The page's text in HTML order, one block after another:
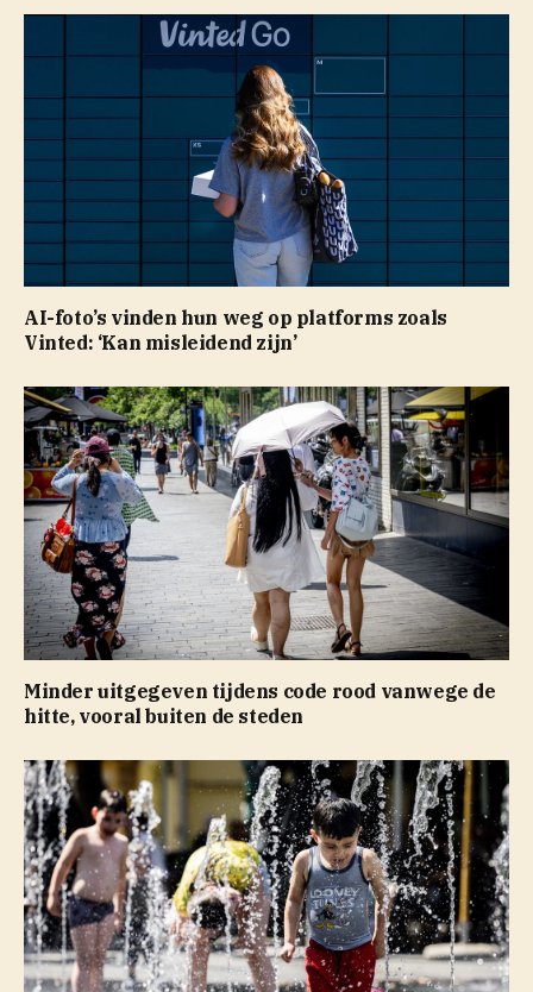
AI-foto’s vinden hun weg op platforms zoals
Vinted: ‘Kan misleidend zijn’
Minder uitgegeven tijdens code rood vanwege de
hitte, vooral buiten de steden